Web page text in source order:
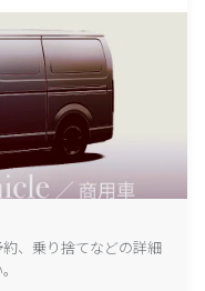
、乗り捨てなどの詳細